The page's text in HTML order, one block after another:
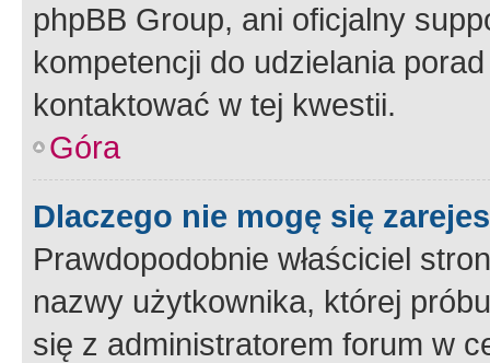
phpBB Group, ani oficjalny
kompetencji do udzielania
kontaktować w tej kwestii.
Góra
Dlaczego nie mogę się
Prawdopodobnie właściciel
nazwy użytkownika, której
się z administratorem forum w